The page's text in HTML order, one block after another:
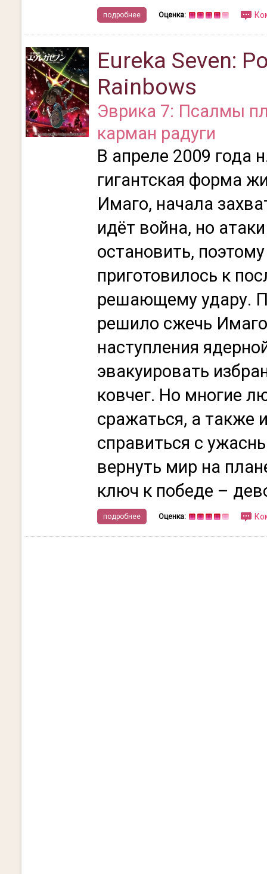
подробнее Оценка:
Eureka Seven:
Rainbows
Эврика 7: Псалмы
карман радуги
В апреле 2009 года
гигантская форма
Имаго, начала
идёт война, но
остановить,
приготовилось к
решающему удару.
решило сжечь
наступления
эвакуировать
ковчег. Но многие
сражаться, а также
справиться с
вернуть мир на
ключ к победе –
подробнее Оценка: